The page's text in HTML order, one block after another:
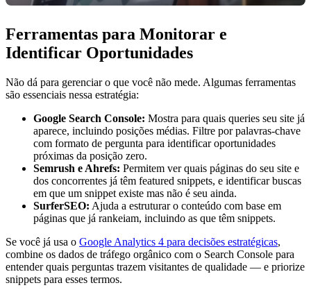
Ferramentas para Monitorar e
Identificar Oportunidades
Não dá para gerenciar o que você não mede. Algumas ferramentas
são essenciais nessa estratégia:
Google Search Console: Mostra para quais queries seu site já
aparece, incluindo posições médias. Filtre por palavras-chave
com formato de pergunta para identificar oportunidades
próximas da posição zero.
Semrush e Ahrefs: Permitem ver quais páginas do seu site e
dos concorrentes já têm featured snippets, e identificar buscas
em que um snippet existe mas não é seu ainda.
SurferSEO: Ajuda a estruturar o conteúdo com base em
páginas que já rankeiam, incluindo as que têm snippets.
Se você já usa o Google Analytics 4 para decisões estratégicas,
combine os dados de tráfego orgânico com o Search Console para
entender quais perguntas trazem visitantes de qualidade — e priorize
snippets para esses termos.